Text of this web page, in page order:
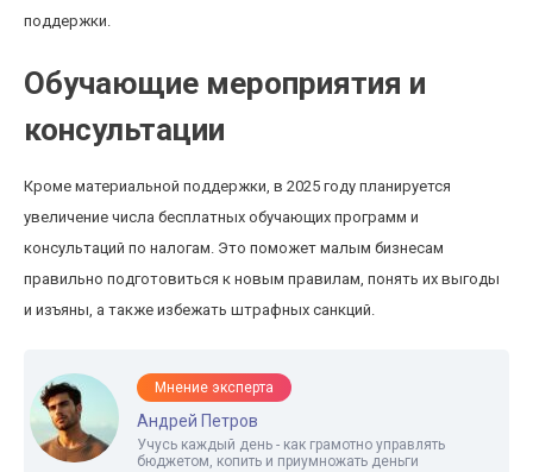
поддержки.
Обучающие мероприятия и
консультации
Кроме материальной поддержки, в 2025 году планируется
увеличение числа бесплатных обучающих программ и
консультаций по налогам. Это поможет малым бизнесам
правильно подготовиться к новым правилам, понять их выгоды
и изъяны, а также избежать штрафных санкций.
Мнение эксперта
Андрей Петров
Учусь каждый день - как грамотно управлять
бюджетом, копить и приумножать деньги